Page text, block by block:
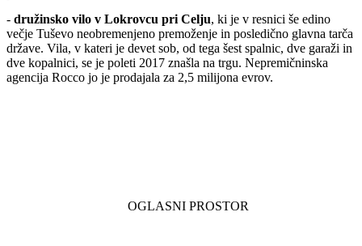
- družinsko vilo v Lokrovcu pri Celju, ki je v resnici še edino
večje Tuševo neobremenjeno premoženje in posledično glavna tarča
države. Vila, v kateri je devet sob, od tega šest spalnic, dve garaži in
dve kopalnici, se je poleti 2017 znašla na trgu. Nepremičninska
agencija Rocco jo je prodajala za 2,5 milijona evrov.